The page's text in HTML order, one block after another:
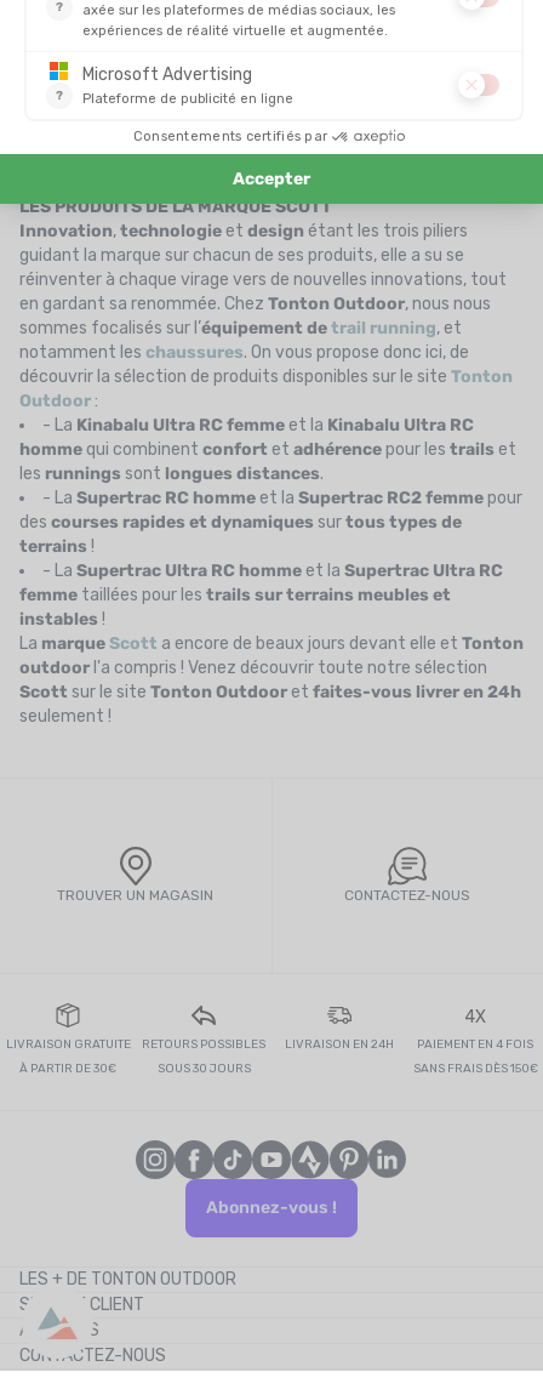
Aujourd’hui implanté àGivisiez, en Suisse, aux origines d’Ed
Scott, le siège de la marque intègre toutes lesdivisions de
Scott
plus près desAlpes , la marque recherche sans cesse
innovation technique, en orientant ses recherches vers plus
LES PRODUITS DE LA MARQUE SCOTT
Innovation,technologieet design étant les trois piliers
guidant la marque sur chacun de ses produits, elle a su se
réinventer à chaque virage vers de nouvelles innovations, tout
en gardant sa renommée. Chez Tonton Outdoor, nous nous
sommes focalisés sur l’équipement detrail running, et
notamment les chaussures. On vous propose donc ici, de
découvrir la sélection de produits disponibles sur le site Tonton
Outdoor :
- La Kinabalu Ultra RC femme et la Kinabalu Ultra RC
homme qui combinent confort et adhérence pour les trails et
les runnings sont longues distances.
- La Supertrac RC homme et la Supertrac RC2 femme pour
des courses rapides et dynamiques surtous types de
terrains !
- La Supertrac Ultra RC homme et la Supertrac Ultra RC
femme taillées pour les trails sur terrains meubles et
instables !
La marqueScott a encore de beaux jours devant elle et Tonton
outdoor l'a compris ! Venez découvrir toute notre sélection
Scott sur le site Tonton Outdoor et faites-vous livrer en 24h
seulement !
TROUVER UN MAGASIN CONTACTEZ-NOUS
LIVRAISON GRATUITE
À PARTIR DE 30€
RETOURS POSSIBLES
SOUS 30 JOURS
LIVRAISON EN 24H
4X
PAIEMENT EN 4 FOIS
SANS FRAIS DÈS 150€
Abonnez-vous !
LES + DE TONTON OUTDOOR
Le blog
Le cashback
Les codes promos
SERVICE CLIENT
À PROPOS
CONTACTEZ-NOUS